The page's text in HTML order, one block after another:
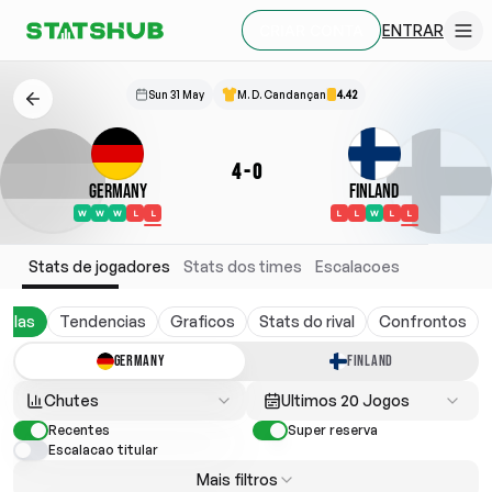
ENTRAR
Sun 31 May M. D. Candançan 4.42
Germany
W W W L L
4-0
Finland
L L W L L
Stats de jogadores Stats dos times Escalacoes
Tendencias Graficos Stats do rival Confrontos
GERMANY FINLAND
Chutes Ultimos 20 Jogos
Recentes
Super reserva
Escalacao titular
Mais filtros